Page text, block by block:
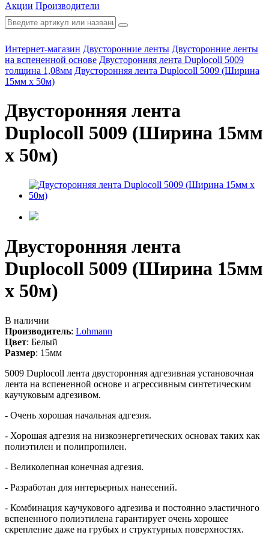
Акции Производители
Интернет-магазин Двусторонние ленты Двусторонние ленты
на вспененной основе Двусторонняя лента Duplocoll 5009
толщина 1,08мм Двусторонняя лента Duplocoll 5009 (Ширина
15мм х 50м)
Двусторонняя лента
Duplocoll 5009 (Ширина 15мм
х 50м)
Двусторонняя лента
Duplocoll 5009 (Ширина 15мм
х 50м)
В наличии
Производитель: Lohmann
Цвет: Белый
Размер: 15мм
5009 Duplocoll лента двусторонняя адгезивная установочная
лента на вспененной основе и агрессивным синтетическим
каучуковым адгезивом.
- Очень хорошая начальная адгезия.
- Хорошая адгезия на низкоэнергетических основах таких как
полиэтилен и полипропилен.
- Великолепная конечная адгезия.
- Разработан для интерьерных нанесений.
- Комбинация каучукового адгезива и постоянно эластичного
вспененного полиэтилена гарантирует очень хорошее
скрепление даже на грубых и структурных поверхностях.